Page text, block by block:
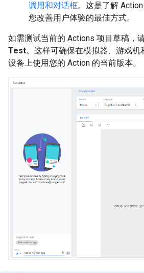
调用和对话框。这是了解
您改善用户体验的最佳方式。
如需测试当前的 Actions 项目草稿，
Test。这样可确保在模拟器、游戏机
设备上使用您的 Action 的当前版本。